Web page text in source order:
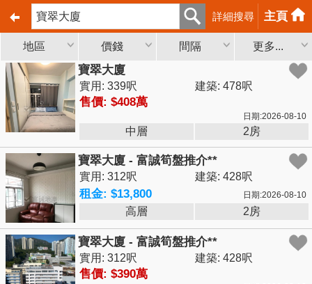
詳細搜尋 主頁
地區 價錢 間隔 更多...
寶翠大廈
實用: 339呎 建築: 478呎
售價: $408萬
日期:2026-08-10
中層 2房
寶翠大廈 - 富誠筍盤推介**
實用: 312呎 建築: 428呎
租金: $13,800 日期:2026-08-10
高層 2房
寶翠大廈 - 富誠筍盤推介**
實用: 312呎 建築: 428呎
售價: $390萬